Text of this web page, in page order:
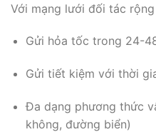
Với mạng lưới đối tác
Gửi hỏa tốc trong 24-
Gửi tiết kiệm với thời
Đa dạng phương thức
không, đường biển)